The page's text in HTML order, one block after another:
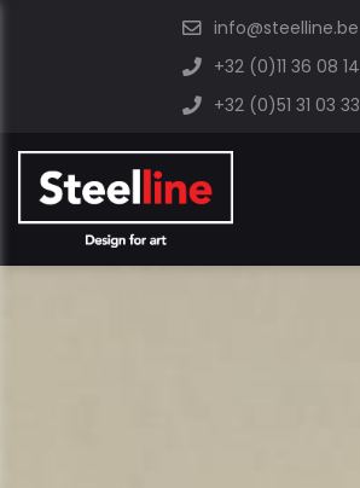
info@steelline.be
+32 (0)11 36 08 14
+32 (0)51 31 03 33